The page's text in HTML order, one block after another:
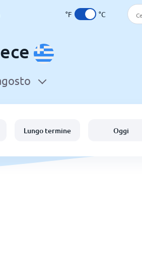
°F °C
Lungo termine Oggi